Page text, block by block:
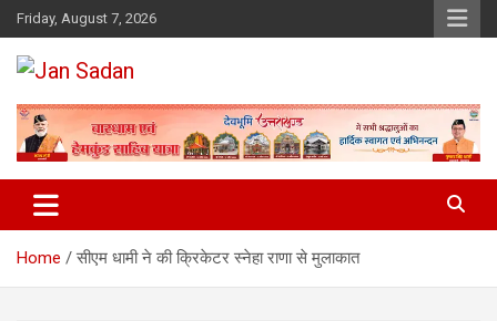
Skip
to
content
Friday, August 7, 2026
Jan Sadan
Home सीएम धामी ने की क्रिकेटर स्नेहा राणा से मुलाकात